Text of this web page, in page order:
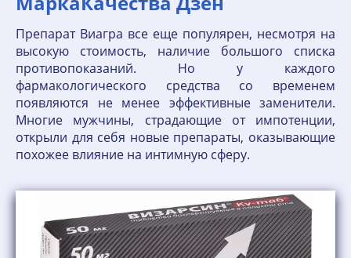
Препарат Виагра все еще популярен, несмотря на
высокую стоимость, наличие большого списка
противопоказаний. Но у каждого
фармакологического средства со временем
появляются не менее эффективные заменители.
Многие мужчины, страдающие от импотенции,
открыли для себя новые препараты, оказывающие
похожее влияние на интимную сферу.